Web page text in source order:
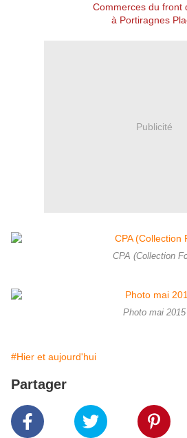
Commerces du front
à Portiragnes
Publicité
CPA (Collection
Photo mai 2015
#Hier et aujourd'hui
Partager